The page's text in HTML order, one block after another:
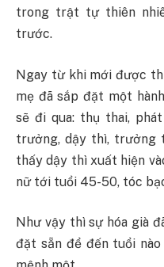
trong trật tự thiên
trước.
Ngay từ khi mới được
mẹ đã sắp đặt một
sẽ đi qua: thụ thai,
trưởng, dậy thì, trưởng
thấy dậy thì xuất hiện
nữ tới tuổi 45-50, tóc
Như vậy thì sự hóa già
đặt sẵn để đến tuổi